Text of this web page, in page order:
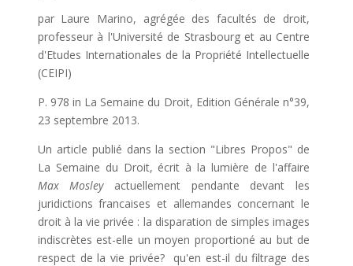
par Laure Marino, agrégée des facultés de droit,
professeur à l'Université de Strasbourg et au Centre
d'Etudes Internationales de la Propriété Intellectuelle
(CEIPI)
P. 978 in La Semaine du Droit, Edition Générale n°39,
23 septembre 2013.
Un article publié dans la section "Libres Propos" de
La Semaine du Droit, écrit à la lumière de l'affaire
Max Mosleyactuellement pendante devant les
juridictions francaises et allemandes concernant le
droit à la vie privée : la disparation de simples images
indiscrètes est-elle un moyen proportioné au but de
respect de la vie privée? qu'en est-il du filtrage des